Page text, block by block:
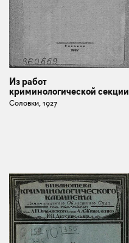
Из работ
криминологической секции
Соловки, 1927